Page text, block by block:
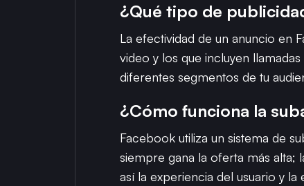
¿Qué tipo de
La efectividad de un anuncio en
video y los que incluyen
diferentes segmentos de tu
¿Cómo funciona la
Facebook utiliza un sistema de
siempre gana la oferta más alta;
así la experiencia del usuario y la